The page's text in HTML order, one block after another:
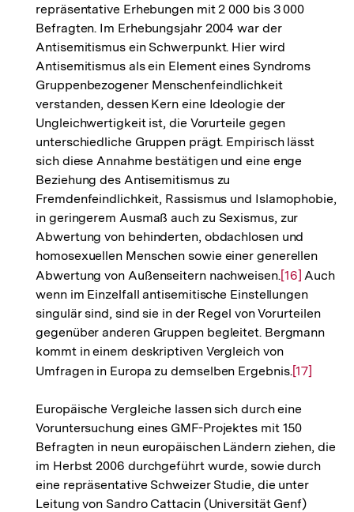
Auflösung
der
Fußnote
repräsentative Erhebungen mit 2 000 bis 3 000
Befragten. Im Erhebungsjahr 2004 war der
Antisemitismus ein Schwerpunkt. Hier wird
Antisemitismus als ein Element eines Syndroms
Gruppenbezogener Menschenfeindlichkeit
verstanden, dessen Kern eine Ideologie der
Ungleichwertigkeit ist, die Vorurteile gegen
unterschiedliche Gruppen prägt. Empirisch lässt
sich diese Annahme bestätigen und eine enge
Beziehung des Antisemitismus zu
Fremdenfeindlichkeit, Rassismus und Islamophobie,
in geringerem Ausmaß auch zu Sexismus, zur
Abwertung von behinderten, obdachlosen und
homosexuellen Menschen sowie einer generellen
Abwertung von Außenseitern nachweisen.Zur
Auflösung
der
Fußnote
[16] Auch
wenn im Einzelfall antisemitische Einstellungen
singulär sind, sind sie in der Regel von Vorurteilen
gegenüber anderen Gruppen begleitet. Bergmann
kommt in einem deskriptiven Vergleich von
Umfragen in Europa zu demselben Ergebnis.Zur
der
Fußnote
[17]
Europäische Vergleiche lassen sich durch eine
Voruntersuchung eines GMF-Projektes mit 150
Befragten in neun europäischen Ländern ziehen, die
im Herbst 2006 durchgeführt wurde, sowie durch
eine repräsentative Schweizer Studie, die unter
Leitung von Sandro Cattacin (Universität Genf)